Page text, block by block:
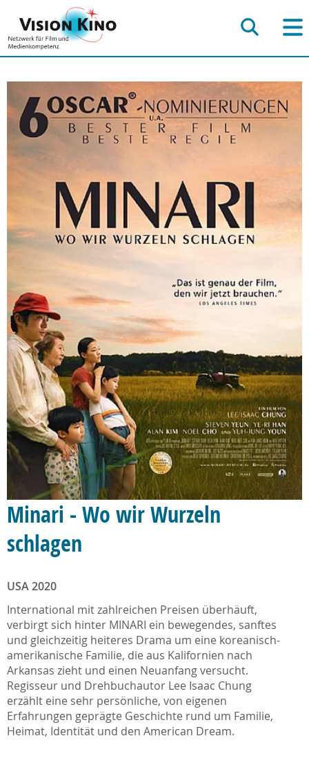
Minari - Wo wir Wurzeln
schlagen
USA 2020
International mit zahlreichen Preisen überhäuft,
verbirgt sich hinter MINARI ein bewegendes, sanftes
und gleichzeitig heiteres Drama um eine koreanisch-
amerikanische Familie, die aus Kalifornien nach
Arkansas zieht und einen Neuanfang versucht.
Regisseur und Drehbuchautor Lee Isaac Chung
erzählt eine sehr persönliche, von eigenen
Erfahrungen geprägte Geschichte rund um Familie,
Heimat, Identität und den American Dream.